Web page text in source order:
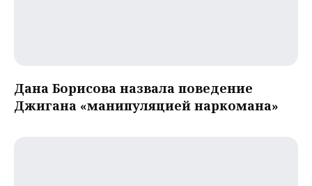
Дана Борисова назвала поведение
Джигана «манипуляцией наркомана»